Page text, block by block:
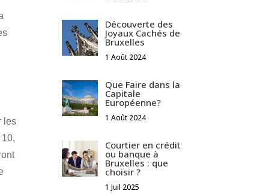
les
Découverte des
Joyaux Cachés de
Bruxelles
1 Août 2024
Que Faire dans la
Capitale
Européenne?
1 Août 2024
Courtier en crédit
ou banque à
Bruxelles : que
choisir ?
1 Juil 2025